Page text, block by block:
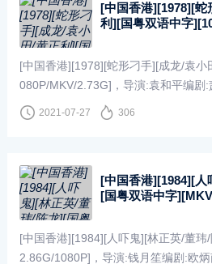
[中国香港][1978][蛇
利][国粤双语中字
[中国香港][1978][蛇形刁手][成龙/袁小
080P/MKV/2.73G]，导演:袁和平编剧:
2021-07-27 306
[中国香港][1984][人
[国粤双语中字
[中国香港][1984][人吓鬼][林正英/董
2.86G/1080P]，导演:钱月笙编剧:欧炳